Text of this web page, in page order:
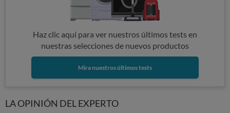
Haz clic aquí para ver nuestros últimos tests en
nuestras selecciones de nuevos productos
Mira nuestros últimos tests
LA OPINIÓN DEL EXPERTO